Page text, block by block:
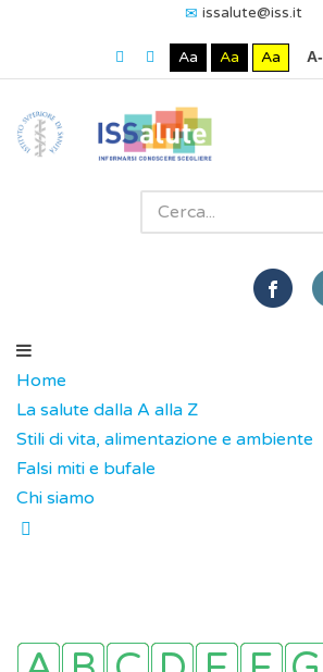
issalute@iss.it
Aa Aa Aa A-
Home
La salute dalla A alla Z
Stili di vita, alimentazione e ambiente
Falsi miti e bufale
Chi siamo